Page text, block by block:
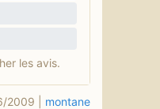
les avis.
2009 | montane